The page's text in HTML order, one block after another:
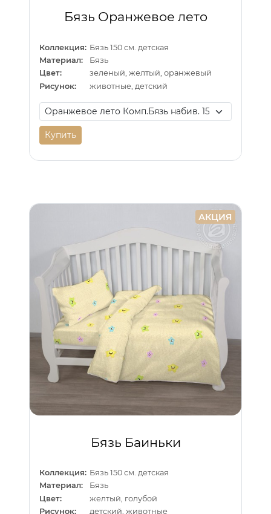
Бязь Оранжевое лето
Коллекция: Бязь 150 см. детская
Материал:
Бязь
Цвет:
зеленый, желтый, оранжевый
Рисунок:
животные, детский
Купить
АКЦИЯ
Бязь Баиньки
Коллекция: Бязь 150 см. детская
Материал:
Бязь
Цвет:
желтый, голубой
Рисунок:
детский, животные